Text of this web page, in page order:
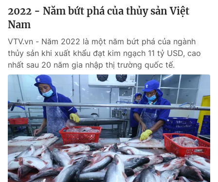
2022 - Năm bứt phá của thủy sản Việt
Nam
VTV.vn - Năm 2022 là một năm bứt phá của ngành
thủy sản khi xuất khẩu đạt kim ngạch 11 tỷ USD, cao
nhất sau 20 năm gia nhập thị trường quốc tế.